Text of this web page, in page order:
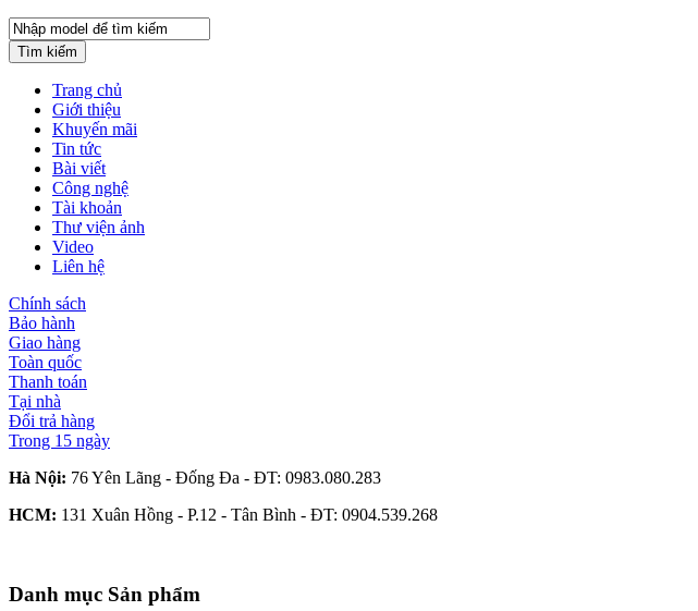
Tìm kiếm
Trang chủ
Giới thiệu
Khuyến mãi
Tin tức
Bài viết
Công nghệ
Tài khoản
Thư viện ảnh
Video
Liên hệ
Chính sách
Bảo hành
Giao hàng
Toàn quốc
Thanh toán
Tại nhà
Đổi trả hàng
Trong 15 ngày
Hà Nội: 76 Yên Lãng - Đống Đa - ĐT: 0983.080.283
HCM: 131 Xuân Hồng - P.12 - Tân Bình - ĐT: 0904.539.268
Danh mục Sản phẩm